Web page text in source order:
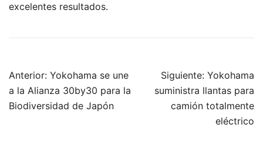
excelentes resultados.
Navegación
de
entradas
Anterior: Yokohama se une
a la Alianza 30by30 para la
Biodiversidad de Japón
Siguiente: Yokohama
suministra llantas para
camión totalmente
eléctrico